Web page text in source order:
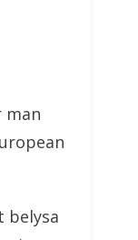
man
belysa